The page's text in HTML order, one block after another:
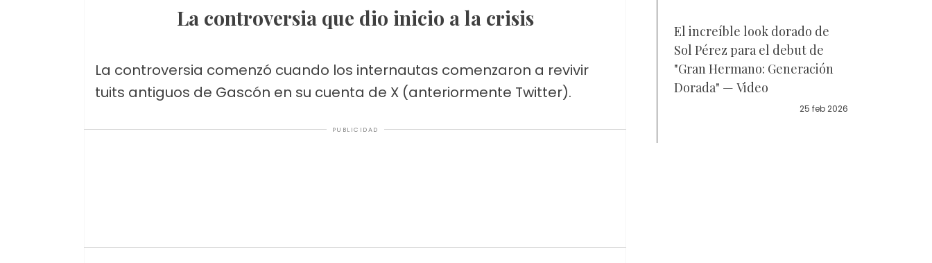
La controversia que dio inicio a la crisis
La controversia comenzó cuando los internautas comenzaron a revivir
tuits antiguos de Gascón en su cuenta de X (anteriormente Twitter).
PUBLICIDAD
El increíble look dorado de
Sol Pérez para el debut de
"Gran Hermano: Generación
Dorada" — Video
25 feb 2026